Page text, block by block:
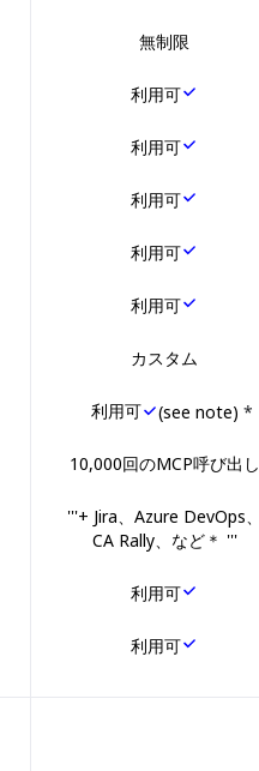
無制限
利用可
利用可
利用可
利用可
利用可
カスタム
利用可 *
(see note)
10,000回のMCP呼び出し
'''+ Jira、Azure DevOps、
CA Rally、など＊ '''
利用可
利用可